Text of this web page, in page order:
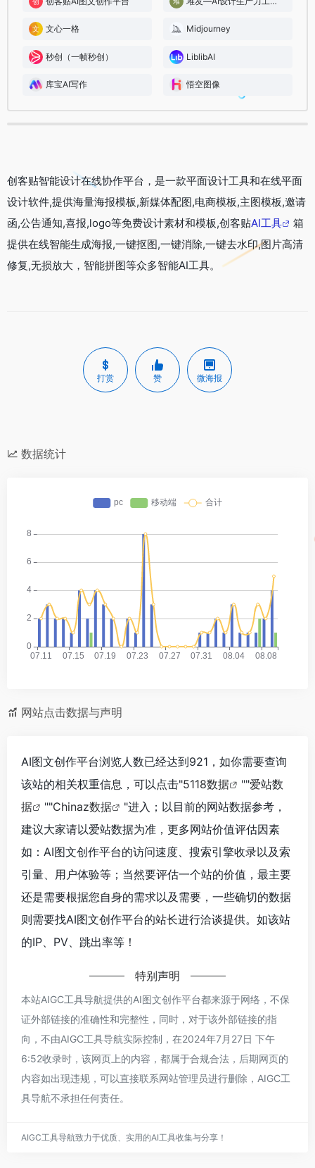
文心一格 Midjourney
秒创（一帧秒创） LiblibAI
库宝AI写作 悟空图像
创客贴智能设计在线协作平台，是一款平面设计工具和在线平面
设计软件,提供海量海报模板,新媒体配图,电商模板,主图模板,邀请
函,公告通知,喜报,logo等免费设计素材和模板,创客贴AI工具
箱
提供在线智能生成海报,一键抠图,一键消除,一键去水印,图片高清
修复,无损放大，智能拼图等众多智能AI工具。
打赏 赞 微海报
数据统计
网站点击数据与声明
AI图文创作平台浏览人数已经达到921，如你需要查询
该站的相关权重信息，可以点击"5118数据 ""爱站数
据
""Chinaz数据
"进入；以目前的网站数据参考，
建议大家请以爱站数据为准，更多网站价值评估因素
如：AI图文创作平台的访问速度、搜索引擎收录以及索
引量、用户体验等；当然要评估一个站的价值，最主要
还是需要根据您自身的需求以及需要，一些确切的数据
则需要找AI图文创作平台的站长进行洽谈提供。如该站
的IP、PV、跳出率等！
特别声明
本站AIGC工具导航提供的AI图文创作平台都来源于网络，不保
证外部链接的准确性和完整性，同时，对于该外部链接的指
向，不由AIGC工具导航实际控制，在2024年7月27日 下午
6:52收录时，该网页上的内容，都属于合规合法，后期网页的
内容如出现违规，可以直接联系网站管理员进行删除，AIGC工
具导航不承担任何责任。
AIGC工具导航致力于优质、实用的AI工具收集与分享！